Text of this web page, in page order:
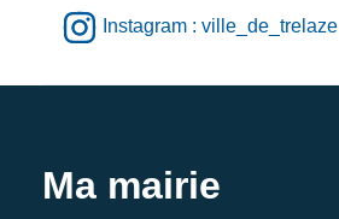
Instagram : ville_de_trelaze
Ma mairie